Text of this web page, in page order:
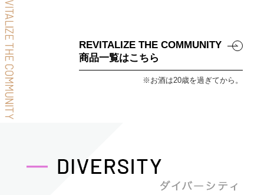
REVITALIZE THE COMMUNITY
商品一覧はこちら
※お酒は20歳を過ぎてから。